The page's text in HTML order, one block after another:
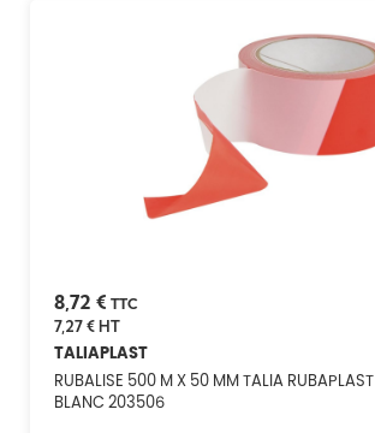
8,72 € TTC
7,27 €HT
TALIAPLAST
RUBALISE 500 M X 50 MM TALIA
BLANC 203506